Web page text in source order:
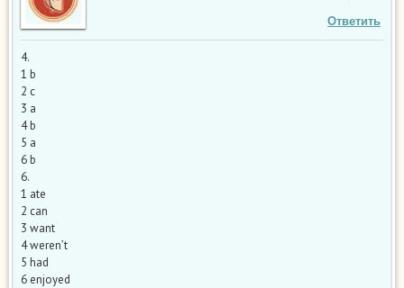
Ответить
4.
1 b
2 c
3 a
4 b
5 a
6 b
6.
1 ate
2 can
3 want
4 weren’t
5 had
6 enjoyed